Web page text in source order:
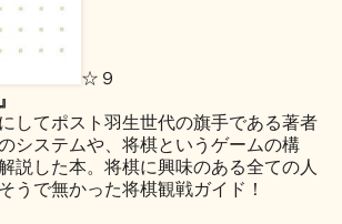
☆９
』
してポスト羽生世代の旗手である著者
システムや、将棋というゲームの構
説した本。将棋に興味のある全ての人
うで無かった将棋観戦ガイド！